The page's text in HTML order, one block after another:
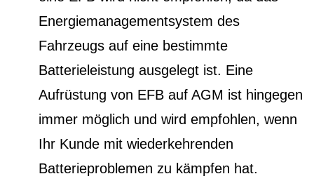
Energiemanagementsystem des
Fahrzeugs auf eine bestimmte
Batterieleistung ausgelegt ist. Eine
Aufrüstung von EFB auf AGM ist hingegen
immer möglich und wird empfohlen, wenn
Ihr Kunde mit wiederkehrenden
Batterieproblemen zu kämpfen hat.